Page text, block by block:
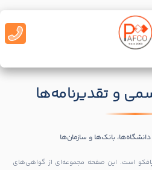
و تقدیرنامه‌ها
پافکو است. این صفحه مجموعه‌ای از گواهی‌های